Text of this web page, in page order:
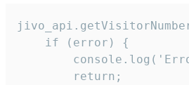
    if (error) {
        return;